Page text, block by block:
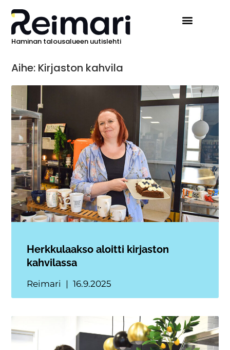
Haminan talousalueen uutislehti
Aihe: Kirjaston kahvila
Herkkulaakso aloitti kirjaston
kahvilassa
Reimari 16.9.2025